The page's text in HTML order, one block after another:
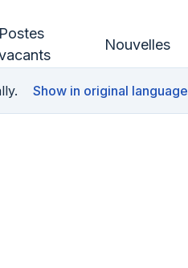
Postes
Nouvelles
Show in original language